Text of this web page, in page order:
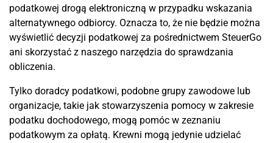
podatkowej drogą elektroniczną w przypadku wskazania
alternatywnego odbiorcy. Oznacza to, że nie będzie można
wyświetlić decyzji podatkowej za pośrednictwem SteuerGo
ani skorzystać z naszego narzędzia do sprawdzania
obliczenia.
Tylko doradcy podatkowi, podobne grupy zawodowe lub
organizacje, takie jak stowarzyszenia pomocy w zakresie
podatku dochodowego, mogą pomóc w zeznaniu
podatkowym za opłatą. Krewni mogą jedynie udzielać